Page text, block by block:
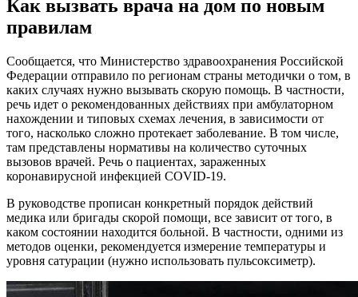
Как вызвать врача на дом по новым
правилам
Сообщается, что Министерство здравоохранения Российской
Федерации отправило по регионам страны методички о том, в
каких случаях нужно вызывать скорую помощь. В частности,
речь идет о рекомендованных действиях при амбулаторном
нахождении и типовых схемах лечения, в зависимости от
того, насколько сложно протекает заболевание. В том числе,
там представлены нормативы на количество суточных
вызовов врачей. Речь о пациентах, зараженных
коронавирусной инфекцией COVID-19.
В руководстве прописан конкретный порядок действий
медика или бригады скорой помощи, все зависит от того, в
каком состоянии находится больной. В частности, одними из
методов оценки, рекомендуется измерение температуры и
уровня сатурации (нужно использовать пульсоксиметр).